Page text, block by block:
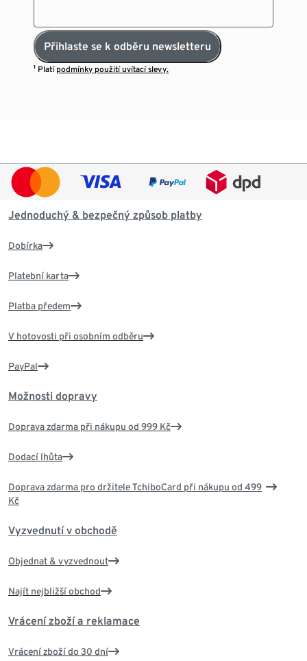
Přihlaste se k odběru newsletteru
¹ Platí podmínky použití uvítací slevy.
Jednoduchý & bezpečný způsob platby
Dobírka
Platební karta
Platba předem
V hotovosti při osobním odběru
PayPal
Možnosti dopravy
Doprava zdarma při nákupu od 999 Kč
Dodací lhůta
Doprava zdarma pro držitele TchiboCard při nákupu od 499
Kč
Vyzvednutí v obchodě
Objednat & vyzvednout
Najít nejbližší obchod
Vrácení zboží a reklamace
Vrácení zboží do 30 dní